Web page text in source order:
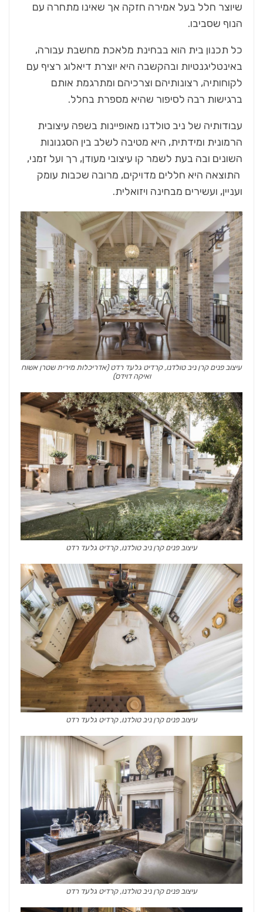
שיוצר חלל בעל אמירה חזקה אך שאינו מתחרה עם
הנוף שסביבו.
כל תכנון בית הוא בבחינת מלאכת מחשבת עבורה,
באינטליגנטיות ובהקשבה היא יוצרת דיאלוג רציף עם
לקוחותיה, רצונותיהם וצרכיהם ומתרגמת אותם
ברגישות רבה לסיפור שהיא מספרת בחלל.
עבודותיה של ניב טולדנו מאופיינות בשפה עיצובית
הרמונית ומידתית, היא מטיבה לשלב בין הסגנונות
השונים ובה בעת לשמר קו עיצובי מעודן, רך ועל זמני,
התוצאה היא חללים מדויקים, מרובה שכבות עומק
ועניין, ועשירים מבחינה ויזואלית.
עיצוב פנים קרן ניב טולדנו, קרדיט גלעד רדט (אדריכלות מירית שטרן אשוח
ואיקה דוידס)
עיצוב פנים קרן ניב טולדנו, קרדיט גלעד רדט
עיצוב פנים קרן ניב טולדנו, קרדיט גלעד רדט
עיצוב פנים קרן ניב טולדנו, קרדיט גלעד רדט